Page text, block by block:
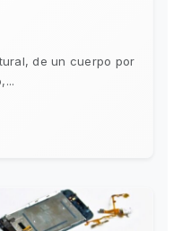
de un cuerpo por